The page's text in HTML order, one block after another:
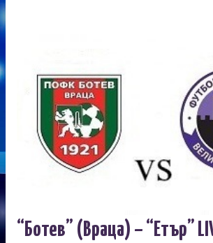
“Ботев” (Враца) – “Етър”